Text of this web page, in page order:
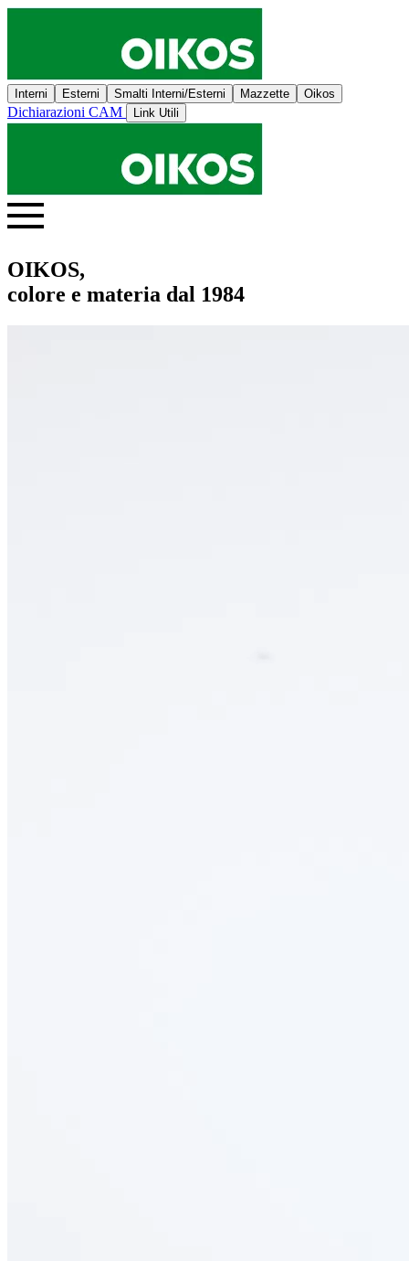
Interni Esterni Smalti Interni/Esterni Mazzette Oikos
Dichiarazioni CAM Link Utili
OIKOS,
colore e materia dal 1984